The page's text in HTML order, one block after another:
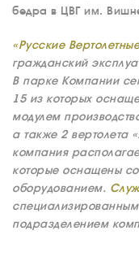
бедра в ЦВГ им.
«Русские
гражданский
В парке Компании
15 из которых
модулем
а также 2 вертолета
компания
которые оснащены
оборудованием.
подразделением